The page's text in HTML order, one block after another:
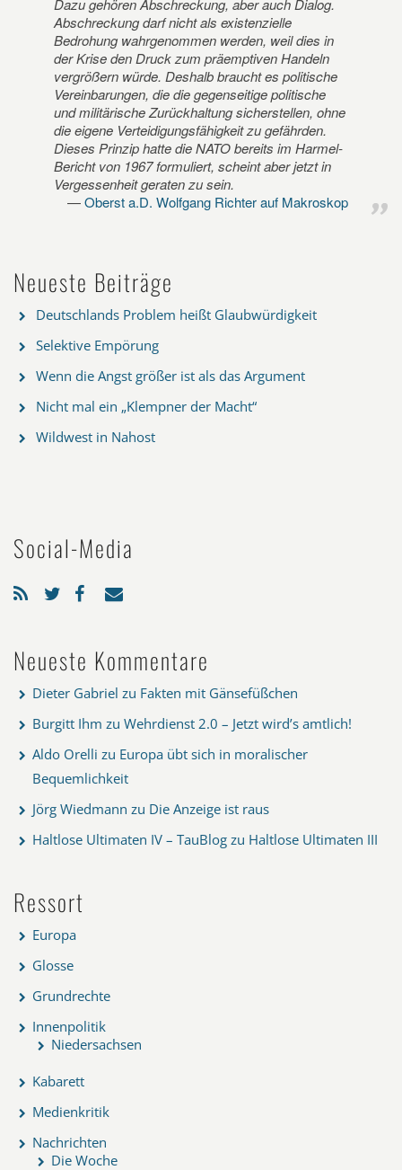
Dazu gehören Abschreckung, aber auch Dialog.
Abschreckung darf nicht als existenzielle
Bedrohung wahrgenommen werden, weil dies in
der Krise den Druck zum präemptiven Handeln
vergrößern würde. Deshalb braucht es politische
Vereinbarungen, die die gegenseitige politische
und militärische Zurückhaltung sicherstellen, ohne
die eigene Verteidigungsfähigkeit zu gefährden.
Dieses Prinzip hatte die NATO bereits im Harmel-
Bericht von 1967 formuliert, scheint aber jetzt in
Vergessenheit geraten zu sein.
Oberst a.D. Wolfgang Richter auf Makroskop
Neueste Beiträge
Deutschlands Problem heißt Glaubwürdigkeit
Selektive Empörung
Wenn die Angst größer ist als das Argument
Nicht mal ein „Klempner der Macht“
Wildwest in Nahost
Social-Media
Neueste Kommentare
Dieter Gabriel zu Fakten mit Gänsefüßchen
Burgitt Ihm zu Wehrdienst 2.0 – Jetzt wird’s amtlich!
Aldo Orelli zu Europa übt sich in moralischer
Bequemlichkeit
Jörg Wiedmann zu Die Anzeige ist raus
Haltlose Ultimaten IV – TauBlog zu Haltlose Ultimaten III
Ressort
Europa
Glosse
Grundrechte
Innenpolitik
Niedersachsen
Kabarett
Medienkritik
Nachrichten
Die Woche